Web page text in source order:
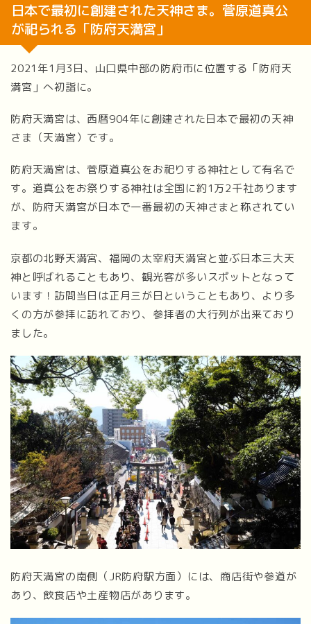
日本で最初に創建された天神さま。菅原道真公
が祀られる「防府天満宮」
2021年1月3日、山口県中部の防府市に位置する「防府天
満宮」へ初詣に。
防府天満宮は、西暦904年に創建された日本で最初の天神
さま（天満宮）です。
防府天満宮は、菅原道真公をお祀りする神社として有名で
す。道真公をお祭りする神社は全国に約1万2千社あります
が、防府天満宮が日本で一番最初の天神さまと称されてい
ます。
京都の北野天満宮、福岡の太宰府天満宮と並ぶ日本三大天
神と呼ばれることもあり、観光客が多いスポットとなって
います！訪問当日は正月三が日ということもあり、より多
くの方が参拝に訪れており、参拝者の大行列が出来ており
ました。
防府天満宮の南側（JR防府駅方面）には、商店街や参道が
あり、飲食店や土産物店があります。